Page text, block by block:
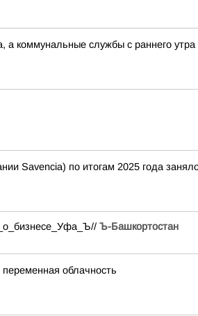
службы с раннего утра
Savencia) по итогам 2025 года
Ъ-Башкортостан
облачность